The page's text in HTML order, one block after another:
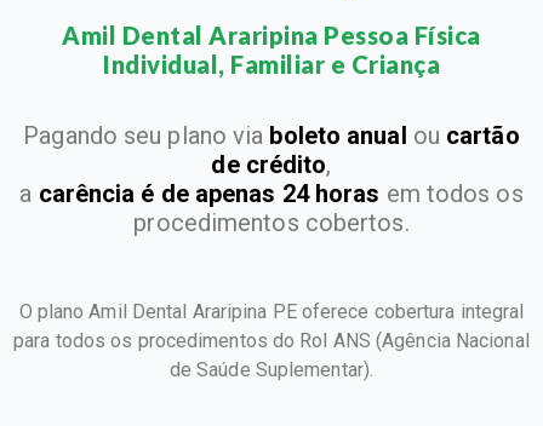
Amil Dental Araripina Pessoa Física
Individual, Familiar e Criança​
Pagando seu plano via boleto anual ou cartão
de crédito,
a carência é de apenas 24 horas em todos os
procedimentos cobertos.
O plano Amil Dental Araripina PE oferece cobertura integral
para todos os procedimentos do Rol ANS(Agência Nacional
de Saúde Suplementar).